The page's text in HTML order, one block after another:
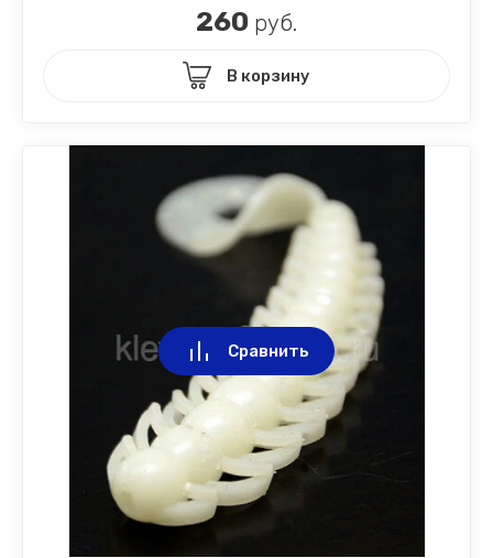
260 руб.
В корзину
Сравнить